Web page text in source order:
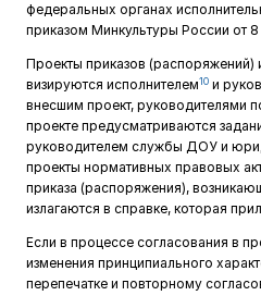
федеральных органах
приказом Минкультуры России от
Проекты приказов (распоряжений)
визируются исполнителем10 и
внесшим проект, руководителями
проекте предусматриваются
руководителем службы ДОУ и
проекты нормативных правовых
приказа (распоряжения),
излагаются в справке, которая
Если в процессе согласования в
изменения ­принципиального
перепечатке и повторному